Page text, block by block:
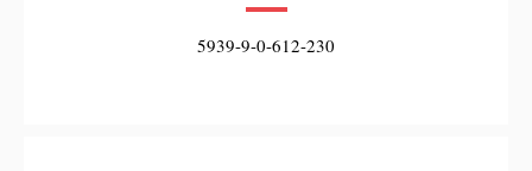
5939-9-0-612-230